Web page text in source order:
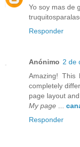
Yo soy mas de
Responder
Anónimo 2 de
Amazing!
completely
page layout
My page
Responder